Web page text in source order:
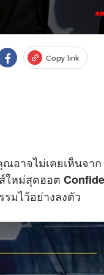
Copy link
อาจไม่เคยเห็นจาก
ใหม่สุดฮอต
มไว้อย่างลงตัว